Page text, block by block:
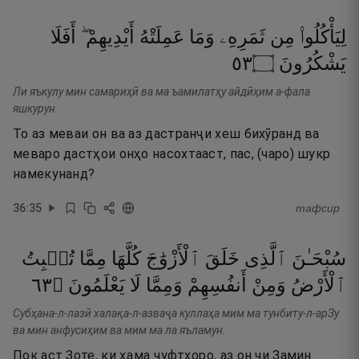
لِيَأْكُلُوا۟ مِن ثَمَرِهِۦ وَمَا عَمِلَتْهُ أَيْدِيهِمْ ۖ أَفَلَا
يَشْكُرُونَ ۝٣٥
Ли яъкулу мин самариҳӣ ва ма ъамилатҳу айдӣҳим а-фала
яшкурун.
То аз меваи он ва аз дастранҷи хеш бихӯранд ва
меваро дастҳои онҳо насохтааст, пас, (чаро) шукр
намекунанд?
36:35 тафсир
سُبْحَـٰنَ ٱلَّذِى خَلَقَ ٱلْأَزْوَٰجَ كُلَّهَا مِمَّا تُنۢبِتُ
ٱلْأَرْضُ وَمِنْ أَنفُسِهِمْ وَمِمَّا لَا يَعْلَمُونَ ۝٣٦
Субҳана-л-лазӣ халақа-л-азваҷа куллаҳа мим ма тунбиту-л-арЗу
ва мин анфусиҳим ва мим ма ла яъламун.
Пок аст Зоте, ки ҳама ҷуфтҳоро, аз он чи Замин